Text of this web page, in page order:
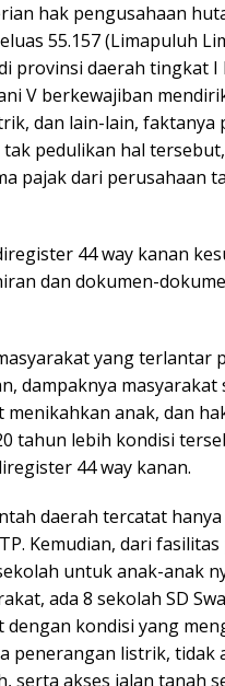
hak pengusahaan
55.157 (Limapuluh
provinsi daerah tingkat I
V berkewajiban
dan lain-lain, faktanya
pedulikan hal
pajak dari perusahaan
44 way kanan
dan dokumen-
yang terlantar
dampaknya masyarakat
anak, dan
tahun lebih kondisi
44 way kanan.
daerah tercatat
Kemudian, dari
untuk anak-anak
ada 8 sekolah SD
kondisi yang
penerangan listrik, tidak
serta akses jalan tanah